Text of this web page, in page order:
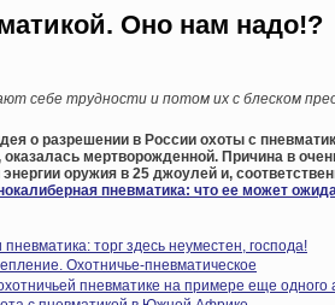
Оно нам надо!?
себе трудности и потом их с блеском
о разрешении в России охоты с
мертворожденной. Причина в
оружия в 25 джоулей и,
пневматика: что ее может
торг здесь неуместен, господа!
Охотничье-пневматическое
пневматике на примере еще одного